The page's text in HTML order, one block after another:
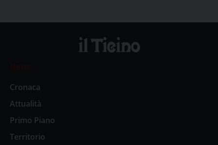
News
Cronaca
Attualità
Primo Piano
Territorio